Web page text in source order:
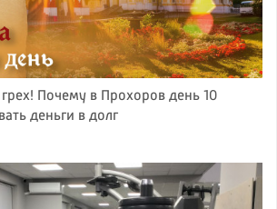
Почему в Прохоров день 10
деньги в долг